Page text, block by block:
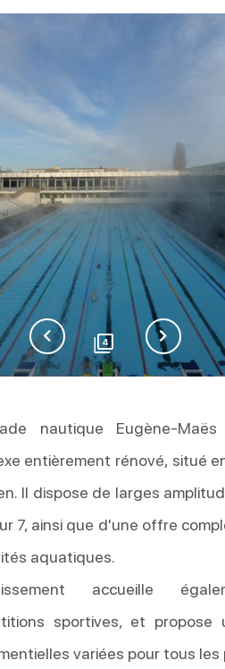
4
nautique Eugène-
entièrement rénové, situé
Il dispose de larges
7, ainsi que d'une offre
aquatiques.
accueille
sportives, et propose
variées pour tous les